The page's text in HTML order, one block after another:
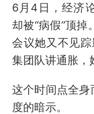
6月4日，经济
却被“病假”顶
会议她又不见
集团队讲通胀，
这个时间点全
度的暗示。